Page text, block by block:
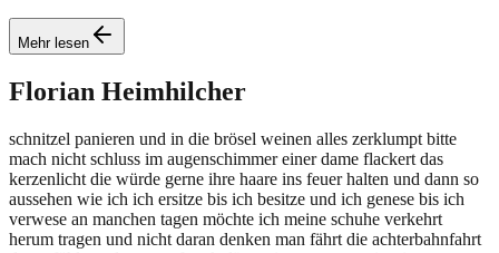
Mehr lesen
Florian Heimhilcher
schnitzel panieren und in die brösel weinen alles zerklumpt bitte
mach nicht schluss im augenschimmer einer dame flackert das
kerzenlicht die würde gerne ihre haare ins feuer halten und dann so
aussehen wie ich ich ersitze bis ich besitze und ich genese bis ich
verwese an manchen tagen möchte ich meine schuhe verkehrt
herum tragen und nicht daran denken man fährt die achterbahnfahrt